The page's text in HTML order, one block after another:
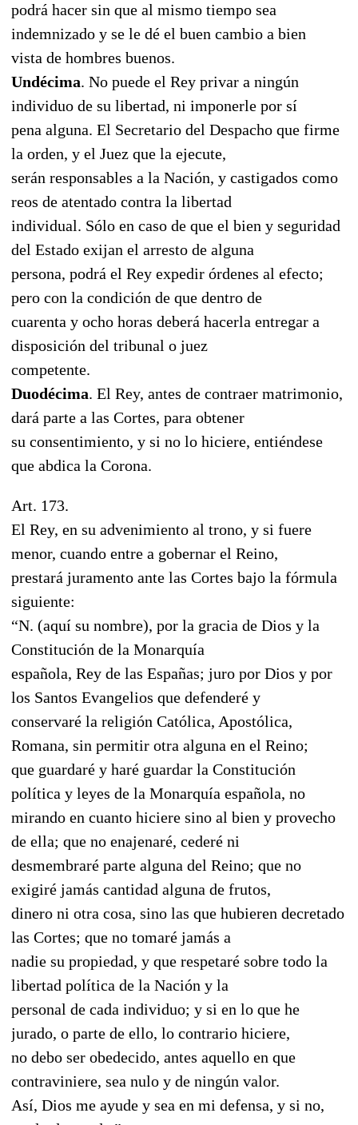
podrá hacer sin que al mismo tiempo sea
indemnizado y se le dé el buen cambio a bien
vista de hombres buenos.
Undécima. No puede el Rey privar a ningún
individuo de su libertad, ni imponerle por sí
pena alguna. El Secretario del Despacho que firme
la orden, y el Juez que la ejecute,
serán responsables a la Nación, y castigados como
reos de atentado contra la libertad
individual. Sólo en caso de que el bien y seguridad
del Estado exijan el arresto de alguna
persona, podrá el Rey expedir órdenes al efecto;
pero con la condición de que dentro de
cuarenta y ocho horas deberá hacerla entregar a
disposición del tribunal o juez
competente.
Duodécima. El Rey, antes de contraer matrimonio,
dará parte a las Cortes, para obtener
su consentimiento, y si no lo hiciere, entiéndese
que abdica la Corona.
Art. 173.
El Rey, en su advenimiento al trono, y si fuere
menor, cuando entre a gobernar el Reino,
prestará juramento ante las Cortes bajo la fórmula
siguiente:
“N. (aquí su nombre), por la gracia de Dios y la
Constitución de la Monarquía
española, Rey de las Españas; juro por Dios y por
los Santos Evangelios que defenderé y
conservaré la religión Católica, Apostólica,
Romana, sin permitir otra alguna en el Reino;
que guardaré y haré guardar la Constitución
política y leyes de la Monarquía española, no
mirando en cuanto hiciere sino al bien y provecho
de ella; que no enajenaré, cederé ni
desmembraré parte alguna del Reino; que no
exigiré jamás cantidad alguna de frutos,
dinero ni otra cosa, sino las que hubieren decretado
las Cortes; que no tomaré jamás a
nadie su propiedad, y que respetaré sobre todo la
libertad política de la Nación y la
personal de cada individuo; y si en lo que he
jurado, o parte de ello, lo contrario hiciere,
no debo ser obedecido, antes aquello en que
contraviniere, sea nulo y de ningún valor.
Así, Dios me ayude y sea en mi defensa, y si no,